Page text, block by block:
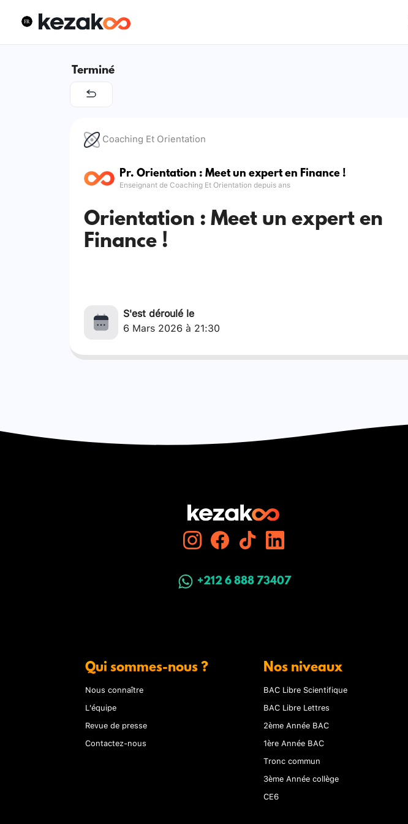
Terminé
Coaching Et Orientation
Pr. Orientation : Meet un expert en Finance !
Enseignant de Coaching Et Orientation depuis ans
Orientation : Meet un expert en
Finance !
S'est déroulé le
6 Mars 2026 à 21:30
+212 6 888 73407
Qui sommes-nous ?
Nous connaître
L'équipe
Revue de presse
Contactez-nous
Nos niveaux
BAC Libre Scientifique
BAC Libre Lettres
2ème Année BAC
1ère Année BAC
Tronc commun
3ème Année collège
CE6